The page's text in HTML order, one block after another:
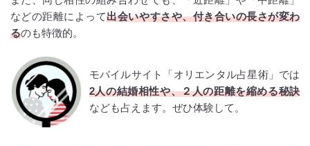
などの距離によって出会いやすさや、付き合いの長さが変わ
るのも特徴的。
モバイルサイト「オリエンタル占星術」では
2人の結婚相性や、２人の距離を縮める秘訣
なども占えます。ぜひ体験して。